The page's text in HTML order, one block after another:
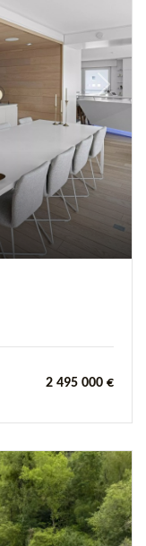
Next
2 495 000 €